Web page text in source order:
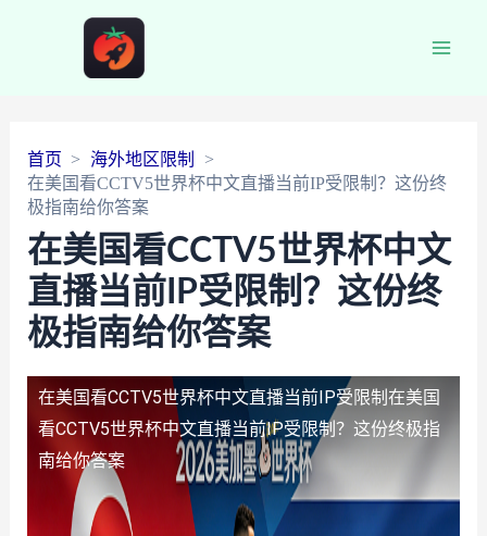
首页
海外地区限制
在美国看CCTV5世界杯中文直播当前IP受限制？这份终
极指南给你答案
在美国看CCTV5世界杯中文
直播当前IP受限制？这份终
极指南给你答案
在美国看CCTV5世界杯中文直播当前IP受限制 在美国
看CCTV5世界杯中文直播当前IP受限制？这份终极指
南给你答案